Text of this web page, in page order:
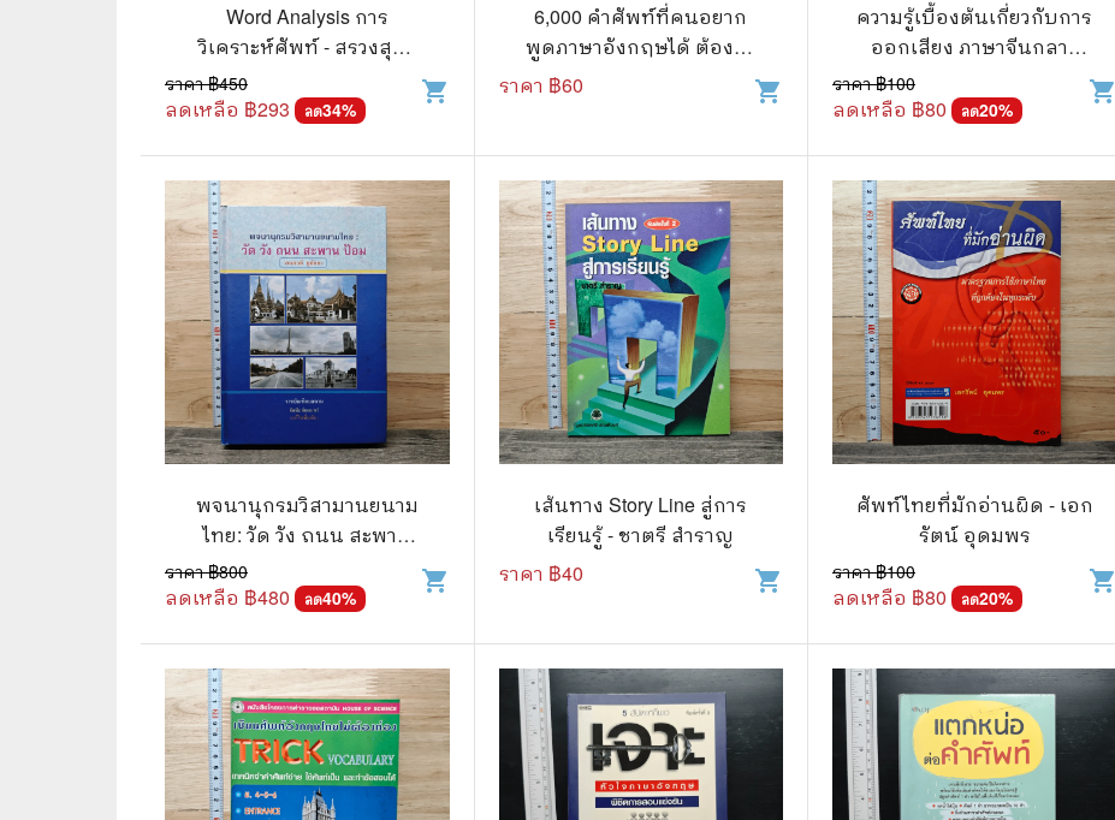
Word Analysis การ
วิเคราะห์ศัพท์ - สรวงสุดา
ราคา ฿450
ลดเหลือ ฿293 ลด34%
shopping_cart
6,000 คำศัพท์ที่คนอยาก
พูดภาษาอังกฤษได้ ต้องรู้ -
ราคา ฿60 shopping_cart
ความรู้เบื้องต้นเกี่ยวกับการ
ออกเสียง ภาษาจีนกลาง
แบบรวบรัดตามวิธีของ
Hanyu Pinyin
ราคา ฿100
ลดเหลือ ฿80 ลด20%
shopping_cart
พจนานุกรมวิสามานยนาม
ไทย: วัด วัง ถนน สะพาน
ป้อม - กนกวลี ชูชัยยะ
ราคา ฿800
ลดเหลือ ฿480 ลด40%
shopping_cart
เส้นทาง Story Line สู่การ
เรียนรู้ - ชาตรี สำราญ
ราคา ฿40 shopping_cart
ศัพท์ไทยที่มักอ่านผิด - เอก
รัตน์ อุดมพร
ราคา ฿100
ลดเหลือ ฿80 ลด20%
shopping_cart
💀 ผี สยองขวัญ ระทึกขวัญ
🎭 ดราม่า ชีวิต
🔍 สืบสวน สอบสวน
⚔️ แอ็คชั่น ต่อสู้
⛺ ผจญภัย
😀 ตลก สนุกสนาน
นิยาย วรรณกรรม
🪐 ความรู้สำหรับเด็ก
🐲 นิทาน